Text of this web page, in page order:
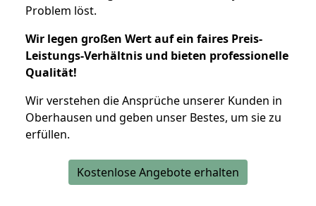
Problem löst.
Wir legen großen Wert auf ein faires Preis-
Leistungs-Verhältnis und bieten professionelle
Qualität!
Wir verstehen die Ansprüche unserer Kunden in
Oberhausen und geben unser Bestes, um sie zu
erfüllen.
Kostenlose Angebote erhalten